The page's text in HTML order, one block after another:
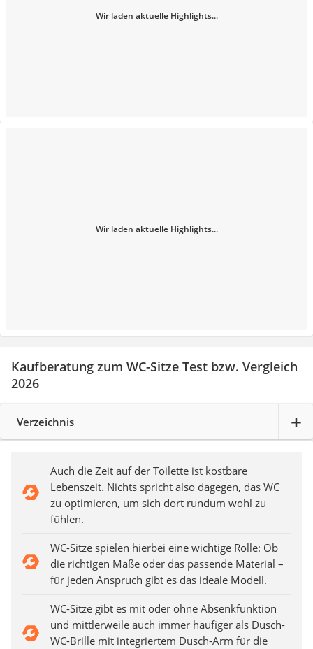
Wir laden aktuelle Highlights...
Wir laden aktuelle Highlights...
Kaufberatung zum WC-Sitze Test bzw. Vergleich
2026
Verzeichnis
Auch die Zeit auf der Toilette ist kostbare
Lebenszeit. Nichts spricht also dagegen, das WC
zu optimieren, um sich dort rundum wohl zu
fühlen.
WC-Sitze spielen hierbei eine wichtige Rolle: Ob
die richtigen Maße oder das passende Material –
für jeden Anspruch gibt es das ideale Modell.
WC-Sitze gibt es mit oder ohne Absenkfunktion
und mittlerweile auch immer häufiger als Dusch-
WC-Brille mit integriertem Dusch-Arm für die